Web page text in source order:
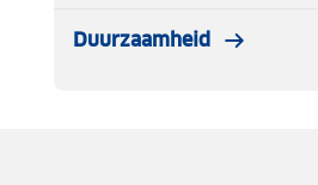
Duurzaamheid